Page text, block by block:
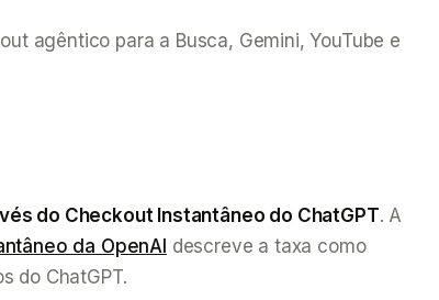
agêntico para a Busca, Gemini, YouTube e
do Checkout Instantâneo do ChatGPT. A
da OpenAI descreve a taxa como
do ChatGPT.